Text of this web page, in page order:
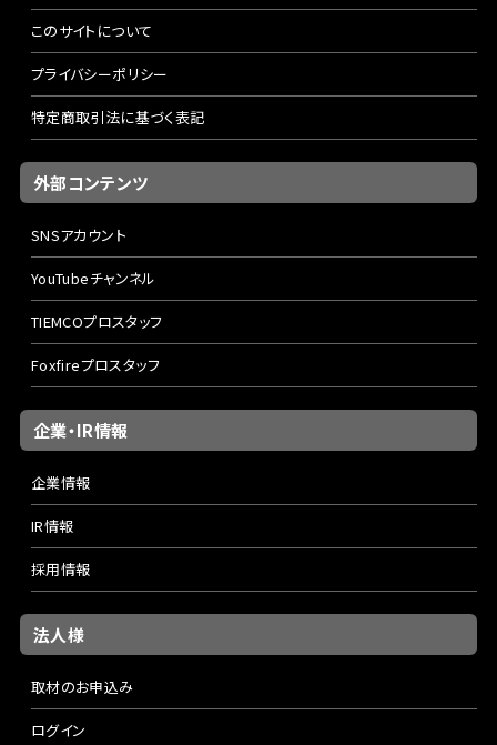
このサイトについて
プライバシーポリシー
特定商取引法に基づく表記
外部コンテンツ
SNSアカウント
YouTubeチャンネル
TIEMCOプロスタッフ
Foxfireプロスタッフ
企業・IR情報
企業情報
IR情報
採用情報
法人様
取材のお申込み
ログイン